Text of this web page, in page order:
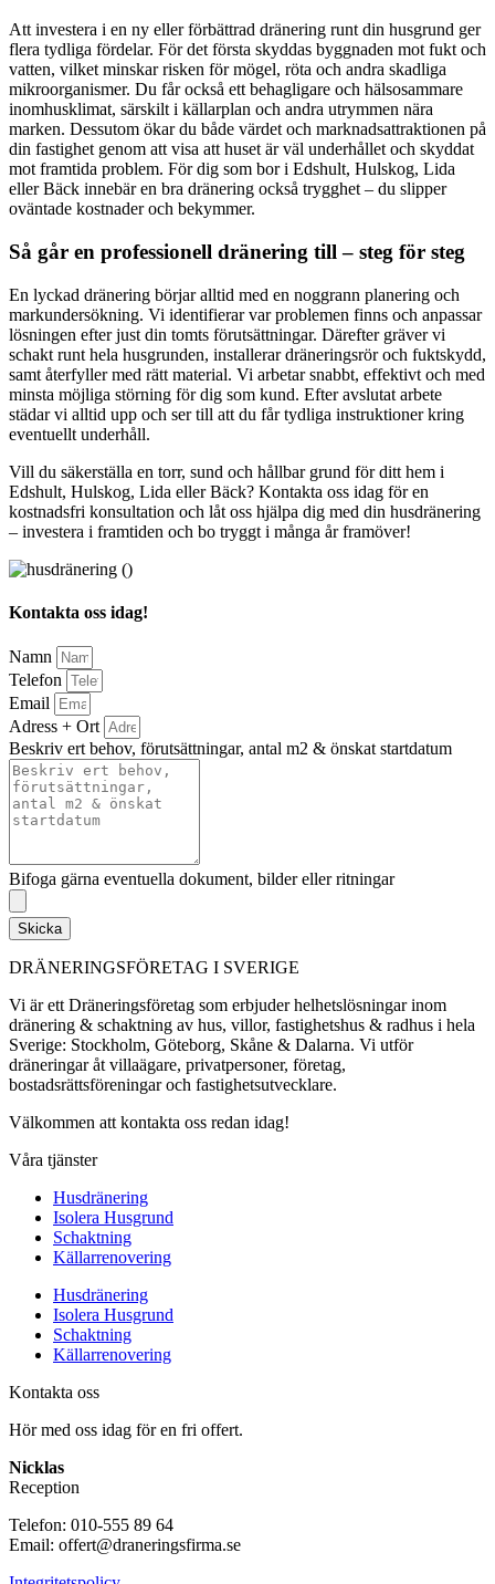
Att investera i en ny eller förbättrad dränering runt din husgrund ger
flera tydliga fördelar. För det första skyddas byggnaden mot fukt och
vatten, vilket minskar risken för mögel, röta och andra skadliga
mikroorganismer. Du får också ett behagligare och hälsosammare
inomhusklimat, särskilt i källarplan och andra utrymmen nära
marken. Dessutom ökar du både värdet och marknadsattraktionen på
din fastighet genom att visa att huset är väl underhållet och skyddat
mot framtida problem. För dig som bor i Edshult, Hulskog, Lida
eller Bäck innebär en bra dränering också trygghet – du slipper
oväntade kostnader och bekymmer.
Så går en professionell dränering till – steg för steg
En lyckad dränering börjar alltid med en noggrann planering och
markundersökning. Vi identifierar var problemen finns och anpassar
lösningen efter just din tomts förutsättningar. Därefter gräver vi
schakt runt hela husgrunden, installerar dräneringsrör och fuktskydd,
samt återfyller med rätt material. Vi arbetar snabbt, effektivt och med
minsta möjliga störning för dig som kund. Efter avslutat arbete
städar vi alltid upp och ser till att du får tydliga instruktioner kring
eventuellt underhåll.
Vill du säkerställa en torr, sund och hållbar grund för ditt hem i
Edshult, Hulskog, Lida eller Bäck? Kontakta oss idag för en
kostnadsfri konsultation och låt oss hjälpa dig med din husdränering
– investera i framtiden och bo tryggt i många år framöver!
Kontakta oss idag!
Namn
Telefon
Email
Adress + Ort
Beskriv ert behov, förutsättningar, antal m2 & önskat startdatum
Bifoga gärna eventuella dokument, bilder eller ritningar
Skicka
DRÄNERINGSFÖRETAG I SVERIGE
Vi är ett Dräneringsföretag som erbjuder helhetslösningar inom
dränering & schaktning av hus, villor, fastighetshus & radhus i hela
Sverige: Stockholm, Göteborg, Skåne & Dalarna. Vi utför
dräneringar åt villaägare, privatpersoner, företag,
bostadsrättsföreningar och fastighetsutvecklare.
Välkommen att kontakta oss redan idag!
Våra tjänster
Husdränering
Isolera Husgrund
Schaktning
Källarrenovering
Husdränering
Isolera Husgrund
Schaktning
Källarrenovering
Kontakta oss
Hör med oss idag för en fri offert.
Nicklas
Reception
Telefon: 010-555 89 64
Email: offert@draneringsfirma.se